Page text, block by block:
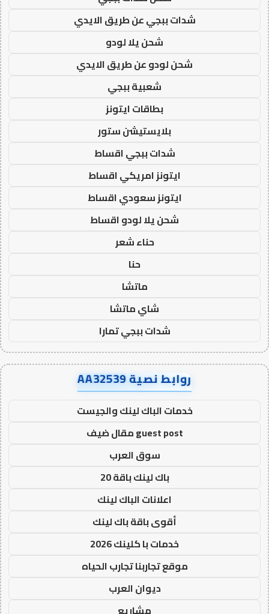
شدات ببجي عن طريق الايدي
شحن يلا لودو
شحن لودو عن طريق الايدي
شعبية ببجي
بطاقات ايتونز
بلايستيشن ستور
شدات ببجي اقساط
ايتونز امريكي اقساط
ايتونز سعودي اقساط
شحن يلا لودو اقساط
حناء شعر
حنا
ماتشا
شاي ماتشا
شدات ببجي تمارا
روابط نصية AA32539
خدمات الباك لينك والجيست
guest post مقال ضيف
سوق العرب
باك لينك باقة 20
اعلانات الباك لينك
أقوى باقة باك لينك
خدمات با كلينك 2026
موقع تجاربنا تجارب الحياه
ديوان العرب